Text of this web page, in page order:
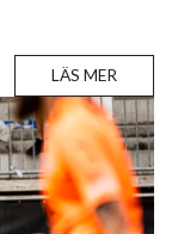
LÄS MER